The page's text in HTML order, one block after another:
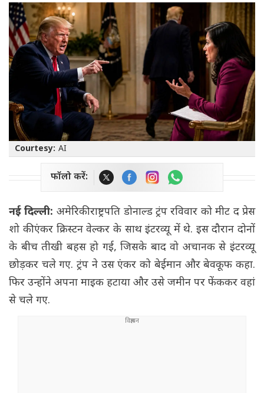
Courtesy: AI
फॉलो करें:
नई दिल्ली: अमेरिकी राष्ट्रपति डोनाल्ड ट्रंप रविवार को मीट द प्रेस
शो की एंकर क्रिस्टन वेल्कर के साथ इंटरव्यू में थे. इस दौरान दोनों
के बीच तीखी बहस हो गई, जिसके बाद वो अचानक से इंटरव्यू
छोड़कर चले गए. ट्रंप ने उस एंकर को बेईमान और बेवकूफ कहा.
फिर उन्होंने अपना माइक हटाया और उसे जमीन पर फेंककर वहां
से चले गए.